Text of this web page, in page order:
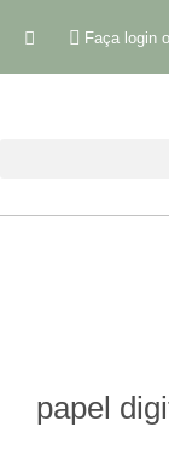
Faça login
papel